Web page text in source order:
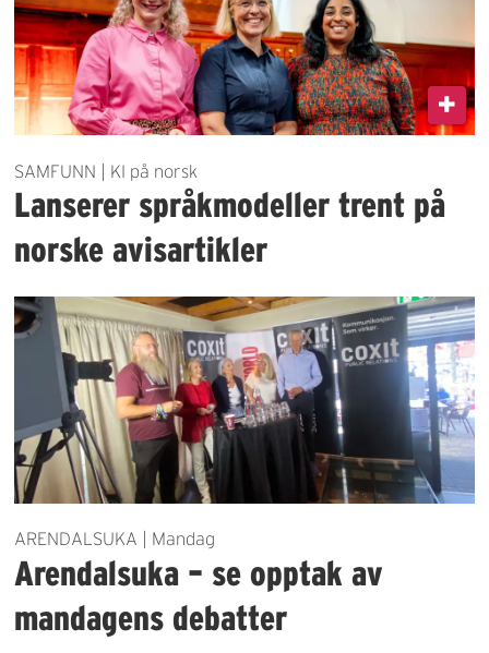
SAMFUNN | KI på norsk
Lanserer språkmodeller trent på
norske avisartikler
ARENDALSUKA | Mandag
Arendalsuka – se opptak av
mandagens debatter